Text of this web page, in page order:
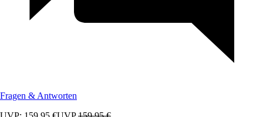
Fragen & Antworten